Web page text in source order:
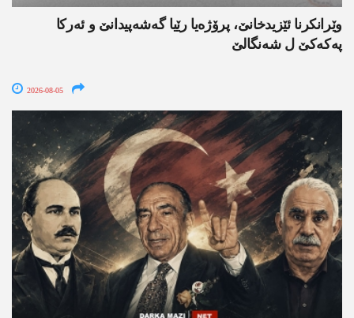
وێرانکرنا ئێزیدخانێ، پرۆژەیا رێیا گەشەپیدانێ و ئەرکا
پەکەکێ ل شەنگالێ
2026-08-05